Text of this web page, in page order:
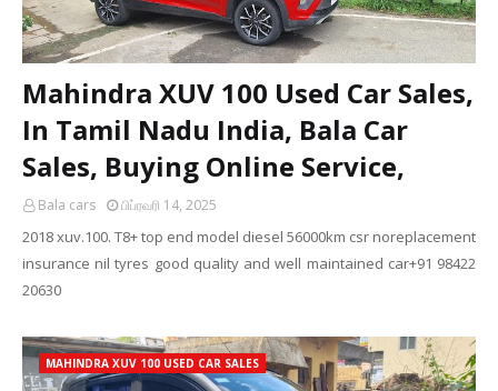
Mahindra XUV 100 Used Car Sales,
In Tamil Nadu India, Bala Car
Sales, Buying Online Service,
Bala cars பிப்ரவரி 14, 2025
2018 xuv.100. T8+ top end model diesel 56000km csr noreplacement
insurance nil tyres good quality and well maintained car+91 98422
20630
MAHINDRA XUV 100 USED CAR SALES